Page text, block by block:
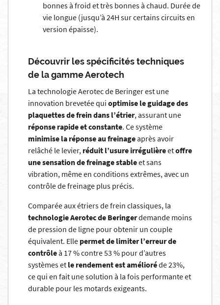
bonnes à froid et très bonnes à chaud. Durée de
vie longue (jusqu’à 24H sur certains circuits en
version épaisse).
Découvrir les spécificités techniques
de la gamme Aerotech
La technologie Aerotec de Beringer est une
innovation brevetée qui optimise le guidage des
plaquettes de frein dans l’étrier, assurant une
réponse rapide et constante. Ce système
minimise la réponse au freinageaprès avoir
relâché le levier, réduit l’usure irrégulièreetoffre
une sensation de freinage stableet sans
vibration, même en conditions extrêmes, avec un
contrôle de freinage plus précis.
Comparée aux étriers de frein classiques, la
technologie Aerotec de Beringerdemande moins
de pression de ligne pour obtenir un couple
équivalent. Elle permet de limiter l’erreur de
contrôleà 17 % contre 53 % pour d’autres
systèmes et le rendement est amélioréde 23%,
ce qui en fait une solution à la fois performante et
durable pour les motards exigeants.